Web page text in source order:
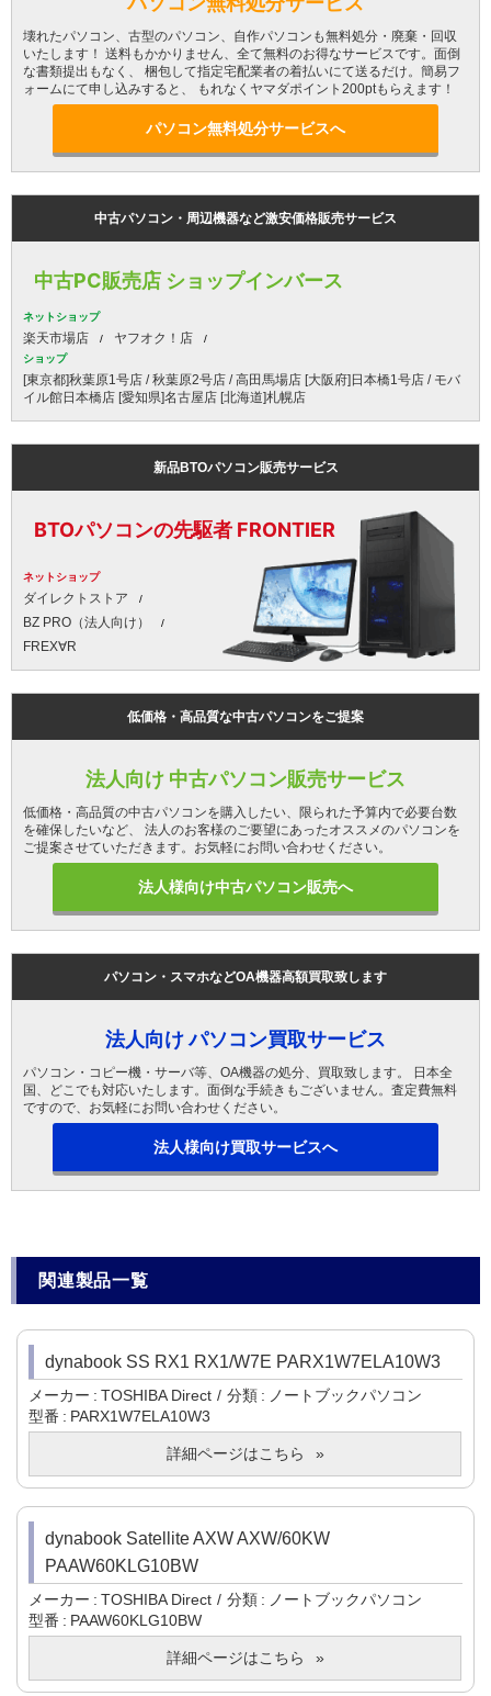
壊れたパソコン、古型のパソコン、自作パソコンも無料処分・廃棄・回収
いたします！ 送料もかかりません、全て無料のお得なサービスです。面倒
な書類提出もなく、 梱包して指定宅配業者の着払いにて送るだけ。簡易フ
ォームにて申し込みすると、 もれなくヤマダポイント200ptもらえます！
パソコン無料処分サービスへ
中古パソコン・周辺機器など激安価格販売サービス
中古PC販売店 ショップインバース
ネットショップ
楽天市場店 ヤフオク！店
ショップ
[東京都]秋葉原1号店 / 秋葉原2号店 / 高田馬場店 [大阪府]日本橋1号店 / モバ
イル館日本橋店 [愛知県]名古屋店 [北海道]札幌店
新品BTOパソコン販売サービス
BTOパソコンの先駆者 FRONTIER
ネットショップ
ダイレクトストア
BZ PRO（法人向け）
FREX∀R
低価格・高品質な中古パソコンをご提案
法人向け 中古パソコン販売サービス
低価格・高品質の中古パソコンを購入したい、限られた予算内で必要台数
を確保したいなど、 法人のお客様のご要望にあったオススメのパソコンを
ご提案させていただきます。お気軽にお問い合わせください。
法人様向け中古パソコン販売へ
パソコン・スマホなどOA機器高額買取致します
法人向け パソコン買取サービス
パソコン・コピー機・サーバ等、OA機器の処分、買取致します。 日本全
国、どこでも対応いたします。面倒な手続きもございません。査定費無料
ですので、お気軽にお問い合わせください。
法人様向け買取サービスへ
関連製品一覧
dynabook SS RX1 RX1/W7E PARX1W7ELA10W3
メーカー TOSHIBA Direct 分類
ノートブックパソコン
型番
PARX1W7ELA10W3
詳細ページはこちら
dynabook Satellite AXW AXW/60KW
PAAW60KLG10BW
メーカー TOSHIBA Direct 分類
ノートブックパソコン
型番
PAAW60KLG10BW
詳細ページはこちら